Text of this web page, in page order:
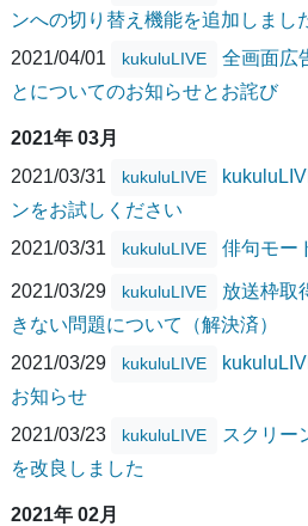
ンへの切り替え機能を追加しまし
2021/04/01
kukuluLIVE
全画面広
とについてのお知らせとお詫び
2021年 03月
2021/03/31
kukuluLIVE
ンをお試しください
2021/03/31
kukuluLIVE 俳句モー
2021/03/29 kukuluLIVE
放送枠取
きない問題について（解決済）
2021/03/29
kukuluLIVE
お知らせ
2021/03/23
kukuluLIVE
スクリー
を改良しました
2021年 02月